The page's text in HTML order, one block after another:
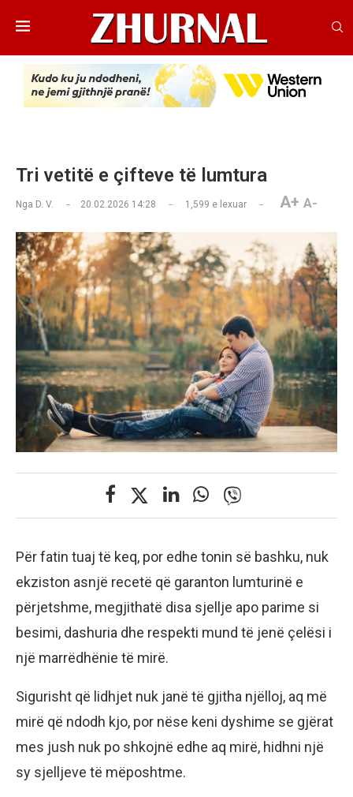
Tri vetitë e çifteve të lumtura
Nga D. V. 20.02.2026 14:28 1,599 e lexuar A+ A-
Për fatin tuaj të keq, por edhe tonin së bashku, nuk
ekziston asnjë recetë që garanton lumturinë e
përjetshme, megjithatë disa sjellje apo parime si
besimi, dashuria dhe respekti mund të jenë çelësi i
një marrëdhënie të mirë.
Sigurisht që lidhjet nuk janë të gjitha njëlloj, aq më
mirë që ndodh kjo, por nëse keni dyshime se gjërat
mes jush nuk po shkojnë edhe aq mirë, hidhni një
sy sjelljeve të mëposhtme.